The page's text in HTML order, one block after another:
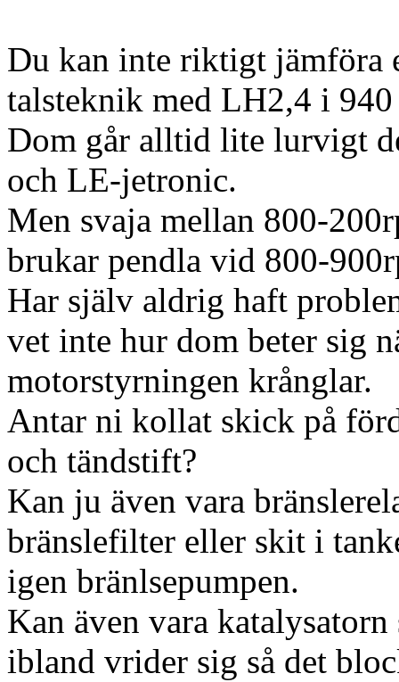
Du kan inte riktigt jämföra
talsteknik med LH2,4 i
Dom går alltid lite lurvigt
och LE-jetronic.
Men svaja mellan 800-
brukar pendla vid 800-
Har själv aldrig haft
vet inte hur dom beter sig
motorstyrningen krånglar.
Antar ni kollat skick på
och tändstift?
Kan ju även vara
bränslefilter eller skit i
igen bränlsepumpen.
Kan även vara
ibland vrider sig så det